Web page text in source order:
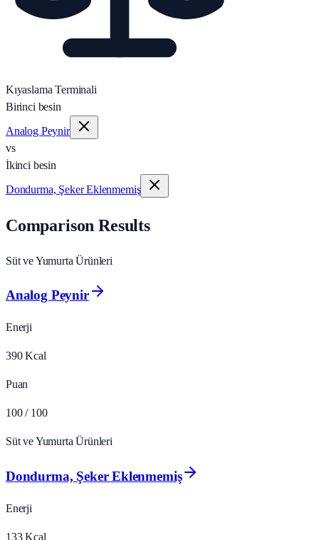
Kıyaslama Terminali
Birinci besin
Analog Peynir
vs
İkinci besin
Dondurma, Şeker Eklenmemiş
Comparison Results
Süt ve Yumurta Ürünleri
Analog Peynir
Enerji
390 Kcal
Puan
100 / 100
Süt ve Yumurta Ürünleri
Dondurma, Şeker Eklenmemiş
Enerji
133 Kcal